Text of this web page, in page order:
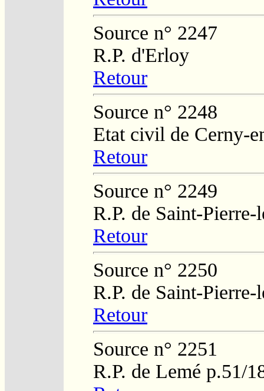
Source n° 2247
R.P. d'Erloy
Retour
Source n° 2248
Etat civil de Cerny-
Retour
Source n° 2249
R.P. de Saint-
Retour
Source n° 2250
R.P. de Saint-
Retour
Source n° 2251
R.P. de Lemé p.51/